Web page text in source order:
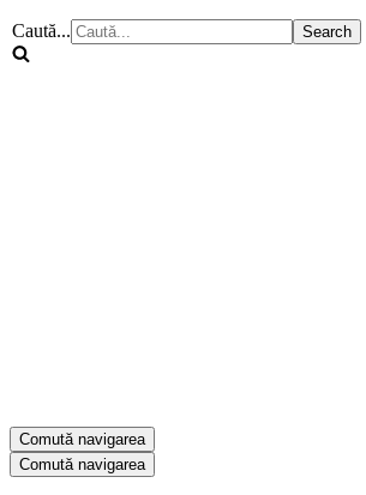
Caută...
Comută navigarea
Comută navigarea